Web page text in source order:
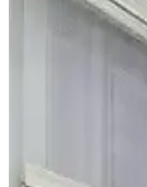
Modern ve
Şık tasarımı ve
Perde, dayanıklı